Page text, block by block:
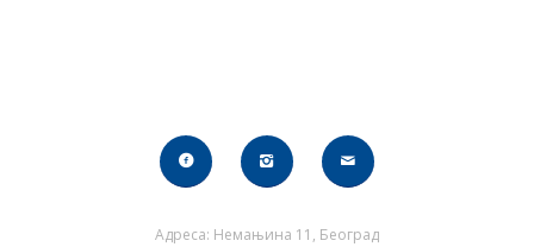
Адреса: Немањина 11, Београд